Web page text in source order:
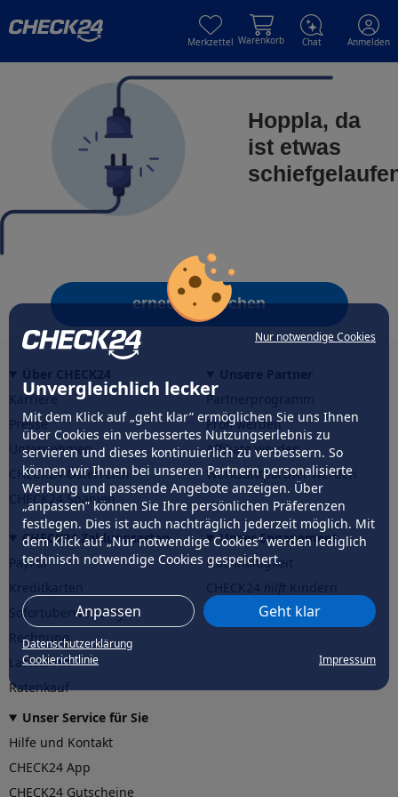
Nur notwendige Cookies
Unvergleichlich lecker
Mit dem Klick auf „geht klar” ermöglichen Sie uns Ihnen
über Cookies ein verbessertes Nutzungserlebnis zu
servieren und dieses kontinuierlich zu verbessern. So
können wir Ihnen bei unseren Partnern personalisierte
Werbung und passende Angebote anzeigen. Über
„anpassen” können Sie Ihre persönlichen Präferenzen
festlegen. Dies ist auch nachträglich jederzeit möglich. Mit
dem Klick auf „Nur notwendige Cookies” werden lediglich
technisch notwendige Cookies gespeichert.
Anpassen Geht klar
Datenschutzerklärung
Cookierichtlinie
Impressum
Merkzettel Warenkorb Chat Anmelden
Hoppla, da
ist etwas
erneut versuchen
Karriere
Presse
Unternehmen
CHECK24 Österreich
CHECK24 Spanien
Partnerprogramm
Profi werden
Affiliate werden
Werkstattpartner werden
CHECK24 Zahlungsarten
PayPal
Sofortüberweisung
Rechnung
Lastschrift
Ratenkauf
Unser Engagement
Nachhaltigkeit
CHECK24hilftder Natur
Unser Service für Sie
Hilfe und Kontakt
CHECK24 App
CHECK24 Gutscheine